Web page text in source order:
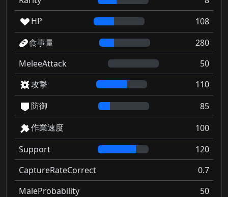
HP
108
食事量
280
MeleeAttack
50
攻撃
110
防御
85
作業速度
100
Support
120
CaptureRateCorrect
0.7
MaleProbability
50